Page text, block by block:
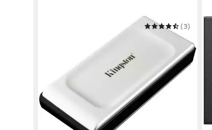
XS2000 externe SSD
(3)
mtl. in 24 Raten
in 2-3 Werktagen bei dir